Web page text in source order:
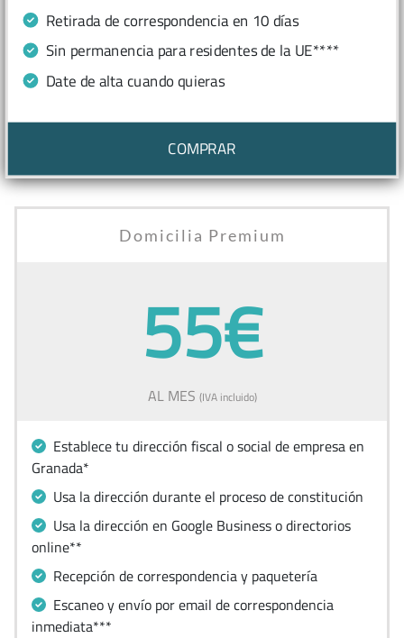
Retirada de correspondencia en 10 días
Sin permanencia para residentes de la UE****
Date de alta cuando quieras
COMPRAR
Domicilia Premium
55€
AL MES (IVA incluido)
Establece tu dirección fiscal o social de empresa en
Granada*
Usa la dirección durante el proceso de constitución
Usa la dirección en Google Business o directorios
online**
Recepción de correspondencia y paquetería
Escaneo y envío por email de correspondencia
inmediata***